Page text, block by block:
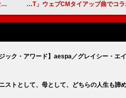
Ayumu Imazu×Furui Riho、ユニクロ「UT」ウェブCMタイ
ック・アワード】aespa／グレイシー・エ
トとして、母として、どちらの人生も諦